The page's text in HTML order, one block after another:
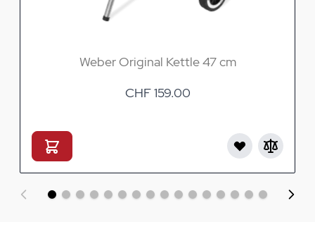
Weber Original Kettle 47 cm
CHF 159.00